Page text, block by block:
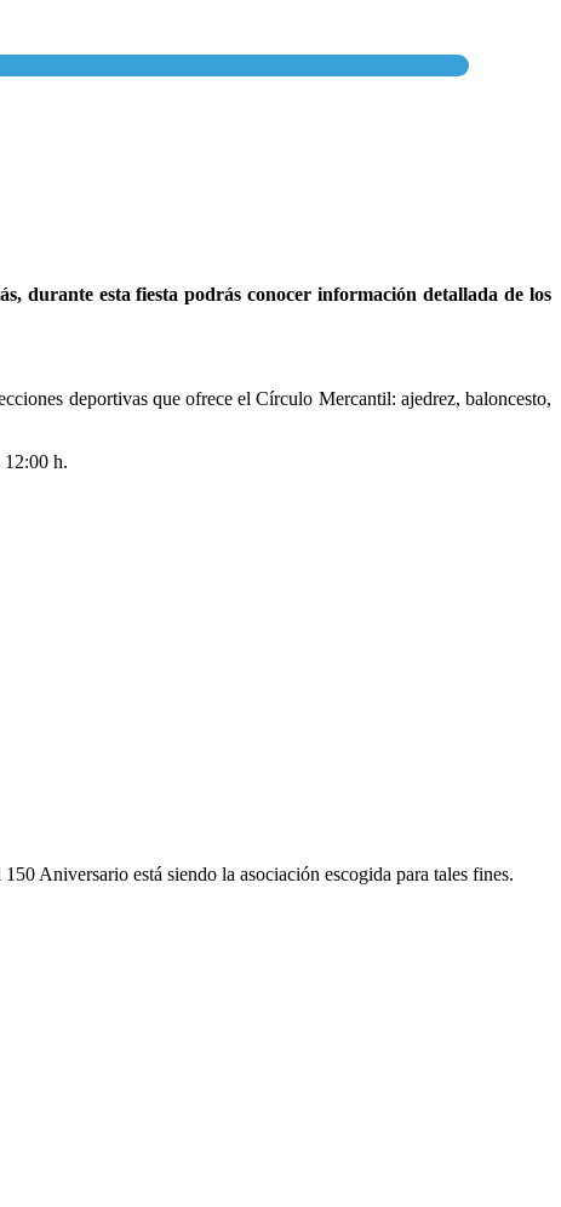
durante esta fiesta podrás conocer información detallada de los
deportivas que ofrece el Círculo Mercantil: ajedrez, baloncesto,
12:00 h.
Aniversario está siendo la asociación escogida para tales fines.